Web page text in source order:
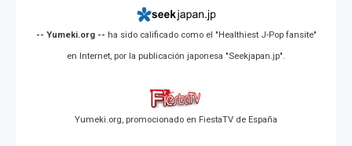
-- Yumeki.org -- ha sido calificado como el "Healthiest J-Pop fansite"
en Internet, por la publicación japonesa "Seekjapan.jp".
Yumeki.org, promocionado en FiestaTV de España